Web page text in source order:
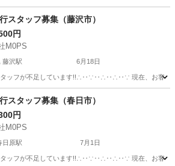
その他 スタッフ
スタッフ募集（藤沢市）
円
M0PS
藤沢駅 6月18日
が不足しています!!∴‥∵‥∴‥∴‥∵ 現在、お客様から多
駅 その他 スタッフ
スタッフ募集（春日市）
円
M0PS
日原駅 7月1日
が不足しています!!∴‥∵‥∴‥∴‥∵ 現在、お客様から多